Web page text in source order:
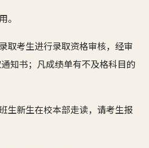
。
取考生进行录取资格审核，经审
知书；凡成绩单有不及格科目的
生新生在校本部走读，请考生报